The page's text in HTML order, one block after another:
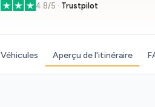
4.8/5 · Trustpilot
Véhicules Aperçu de l'itinéraire